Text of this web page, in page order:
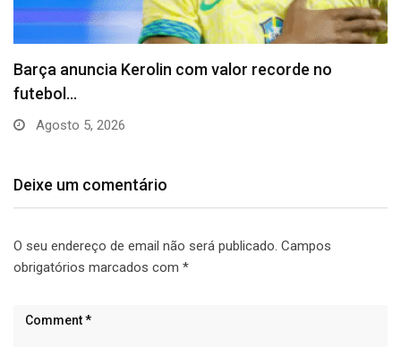
Vitória puxa histórico de Abel e questiona
declaração…
Julho 31, 2026
Deixe um comentário
O seu endereço de email não será publicado. Campos
obrigatórios marcados com *